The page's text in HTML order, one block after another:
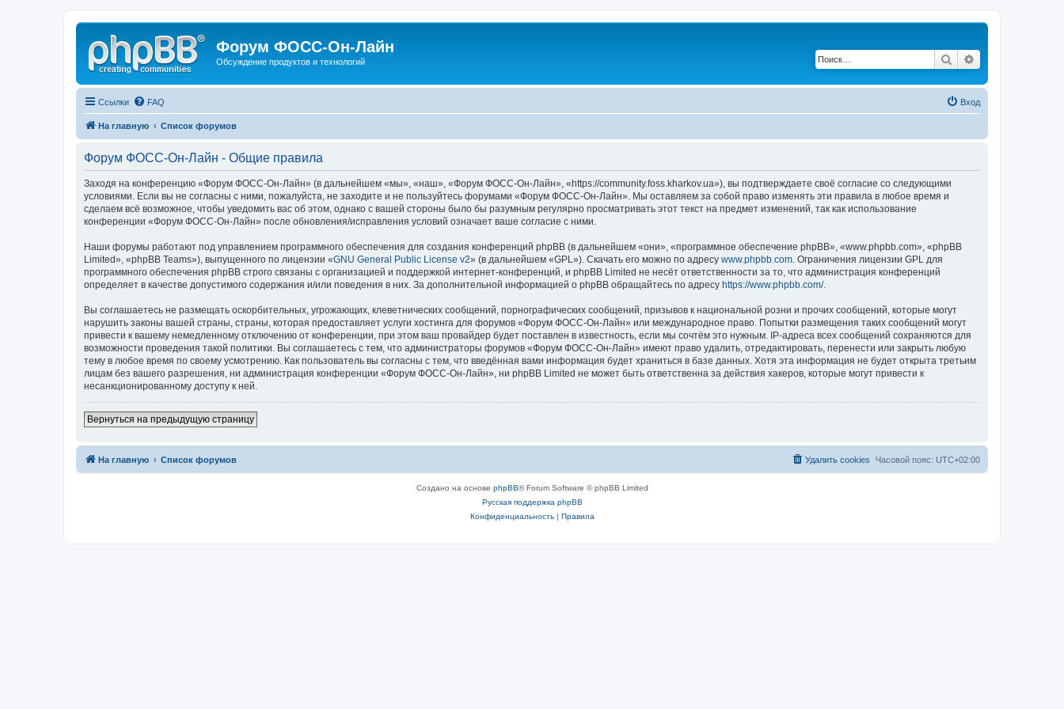
Форум ФОСС-Он-Лайн
Обсуждение продуктов и технологий Поиск
Ссылки FAQ Вход
На главную Список форумов
Форум ФОСС-Он-Лайн - Общие правила
Заходя на конференцию «Форум ФОСС-Он-Лайн» (в дальнейшем «мы», «наш», «Форум ФОСС-Он-Лайн», «https://community.foss.kharkov.ua»), вы подтверждаете своё согласие со следующими
условиями. Если вы не согласны с ними, пожалуйста, не заходите и не пользуйтесь форумами «Форум ФОСС-Он-Лайн». Мы оставляем за собой право изменять эти правила в любое время и
сделаем всё возможное, чтобы уведомить вас об этом, однако с вашей стороны было бы разумным регулярно просматривать этот текст на предмет изменений, так как использование
конференции «Форум ФОСС-Он-Лайн» после обновления/исправления условий означает ваше согласие с ними.
Наши форумы работают под управлением программного обеспечения для создания конференций phpBB (в дальнейшем «они», «программное обеспечение phpBB», «www.phpbb.com», «phpBB
Limited», «phpBB Teams»), выпущенного по лицензии «GNU General Public License v2» (в дальнейшем «GPL»). Скачать его можно по адресу www.phpbb.com . Ограничения лицензии GPL для
программного обеспечения phpBB строго связаны с организацией и поддержкой интернет-конференций, и phpBB Limited не несёт ответственности за то, что администрация конференций
определяет в качестве допустимого содержания и/или поведения в них. За дополнительной информацией о phpBB обращайтесь по адресу https://www.phpbb.com/.
Вы соглашаетесь не размещать оскорбительных, угрожающих, клеветнических сообщений, порнографических сообщений, призывов к национальной розни и прочих сообщений, которые могут
нарушить законы вашей страны, страны, которая предоставляет услуги хостинга для форумов «Форум ФОСС-Он-Лайн» или международное право. Попытки размещения таких сообщений могут
привести к вашему немедленному отключению от конференции, при этом ваш провайдер будет поставлен в известность, если мы сочтём это нужным. IP-адреса всех сообщений сохраняются для
возможности проведения такой политики. Вы соглашаетесь с тем, что администраторы форумов «Форум ФОСС-Он-Лайн» имеют право удалить, отредактировать, перенести или закрыть любую
тему в любое время по своему усмотрению. Как пользователь вы согласны с тем, что введённая вами информация будет храниться в базе данных. Хотя эта информация не будет открыта третьим
лицам без вашего разрешения, ни администрация конференции «Форум ФОСС-Он-Лайн», ни phpBB Limited не может быть ответственна за действия хакеров, которые могут привести к
несанкционированному доступу к ней.
Вернуться на предыдущую страницу
На главную Список форумов Часовой пояс: UTC+02:00
Удалить cookies
Создано на основе phpBB® Forum Software © phpBB Limited
Русская поддержка phpBB
Конфиденциальность| Правила